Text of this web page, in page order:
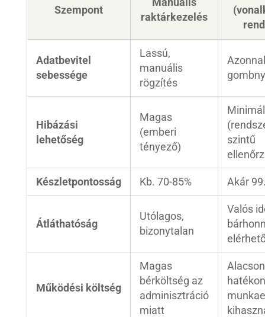
Szempont
raktárkezelés
Adatbevitel
sebessége
Lassú,
manuális
rögzítés
Hibázási
lehetőség
Magas
(emberi
tényező)
szintű
Készletpontosság Kb. 70-85% Akár
Átláthatóság
Utólagos,
bizonytalan
Valós
Működési költség
Magas
bérköltség az
adminisztráció
miatt